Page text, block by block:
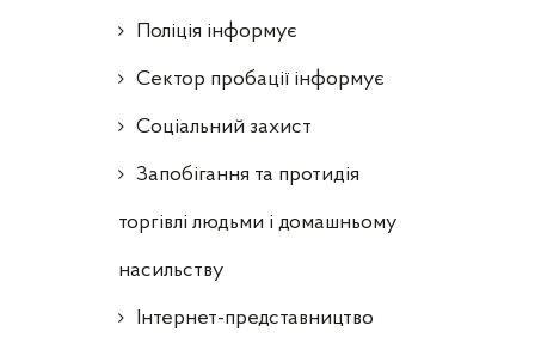
Поліція інформує
Сектор пробації інформує
Соціальний захист
Запобігання та протидія
торгівлі людьми і домашньому
насильству
Інтернет-представництво